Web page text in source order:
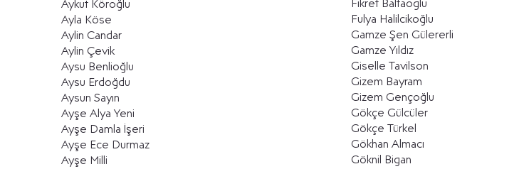
Fikret Baltaoglu
Fulya Halilcikoğlu
Gamze Şen Gülererli
Gamze Yıldız
Giselle Tavilson
Gizem Bayram
Gizem Gençoğlu
Gökçe Gülcüler
Gökçe Türkel
Gökhan Almacı
Göknil Bigan
Aykut Köroğlu
Ayla Köse
Aylin Candar
Aylin Çevik
Aysu Benlioğlu
Aysu Erdoğdu
Aysun Sayın
Ayşe Alya Yeni
Ayşe Damla İşeri
Ayşe Ece Durmaz
Ayşe Milli